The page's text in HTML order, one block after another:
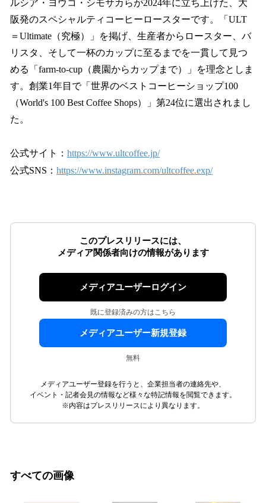
ルシア・ヨウコ・シモサカらが2024年に立ち上げた、大
阪発のスペシャルティコーヒーロースターです。「ULT
＝Ultimate（究極）」を掲げ、生産者からロースター、バ
リスタ、そして一杯のカップに至るまでを一貫して見つ
める「farm-to-cup（農園からカップまで）」を理念としま
す。創業1年目で「世界のベストコーヒーショップ100
（World's 100 Best Coffee Shops）」第24位に選出されまし
た。
公式サイト： https://www.ultcoffee.jp/
公式SNS： https://www.instagram.com/ultcoffee.exp/
このプレスリリースには、
メディア関係者向けの情報があります
メディアユーザーログイン
既に登録済みの方はこちら
メディアユーザー新規登録
無料
メディアユーザー登録を行うと、企業担当者の連絡先や、
イベント・記者会見の情報など様々な特記情報を閲覧できます。
※内容はプレスリリースにより異なります。
すべての画像